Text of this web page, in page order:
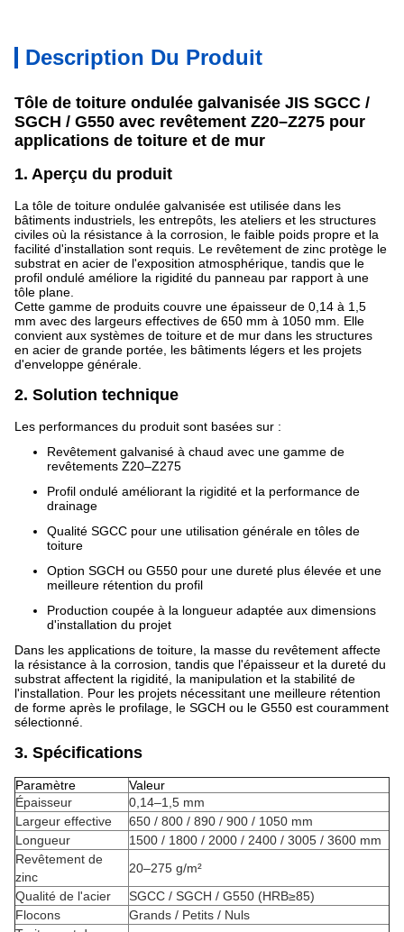
Description Du Produit
Tôle de toiture ondulée galvanisée JIS SGCC /
SGCH / G550 avec revêtement Z20–Z275 pour
applications de toiture et de mur
1. Aperçu du produit
La tôle de toiture ondulée galvanisée est utilisée dans les
bâtiments industriels, les entrepôts, les ateliers et les structures
civiles où la résistance à la corrosion, le faible poids propre et la
facilité d'installation sont requis. Le revêtement de zinc protège le
substrat en acier de l'exposition atmosphérique, tandis que le
profil ondulé améliore la rigidité du panneau par rapport à une
tôle plane.
Cette gamme de produits couvre une épaisseur de 0,14 à 1,5
mm avec des largeurs effectives de 650 mm à 1050 mm. Elle
convient aux systèmes de toiture et de mur dans les structures
en acier de grande portée, les bâtiments légers et les projets
d'enveloppe générale.
2. Solution technique
Les performances du produit sont basées sur :
Revêtement galvanisé à chaud avec une gamme de
revêtements Z20–Z275
Profil ondulé améliorant la rigidité et la performance de
drainage
Qualité SGCC pour une utilisation générale en tôles de
toiture
Option SGCH ou G550 pour une dureté plus élevée et une
meilleure rétention du profil
Production coupée à la longueur adaptée aux dimensions
d'installation du projet
Dans les applications de toiture, la masse du revêtement affecte
la résistance à la corrosion, tandis que l'épaisseur et la dureté du
substrat affectent la rigidité, la manipulation et la stabilité de
l'installation. Pour les projets nécessitant une meilleure rétention
de forme après le profilage, le SGCH ou le G550 est couramment
sélectionné.
3. Spécifications
Paramètre
Valeur
Épaisseur
0,14–1,5 mm
Largeur effective
650 / 800 / 890 / 900 / 1050 mm
Longueur
1500 / 1800 / 2000 / 2400 / 3005 / 3600 mm
Revêtement de
zinc
20–275 g/m²
Qualité de l'acier
SGCC / SGCH / G550 (HRB≥85)
Flocons
Grands / Petits / Nuls